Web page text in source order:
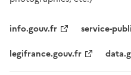
info.gouv.fr
service-
legifrance.gouv.fr